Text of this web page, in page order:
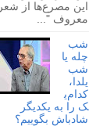
این مصرع‌ها از شعر
معروف "...
شب
چله یا
شب
یلدا،
کدام‌ی
ک را به یکدیگر
شادباش بگوییم؟